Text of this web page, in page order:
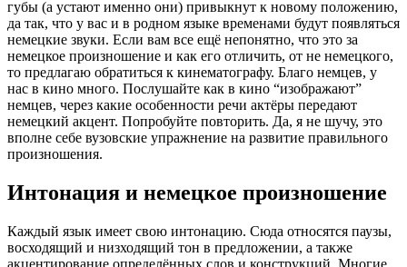
губы (а устают именно они) привыкнут к новому положению,
да так, что у вас и в родном языке временами будут появляться
немецкие звуки. Если вам все ещё непонятно, что это за
немецкое произношение и как его отличить, от не немецкого,
то предлагаю обратиться к кинематографу. Благо немцев, у
нас в кино много. Послушайте как в кино “изображают”
немцев, через какие особенности речи актёры передают
немецкий акцент. Попробуйте повторить. Да, я не шучу, это
вполне себе вузовские упражнение на развитие правильного
произношения.
Интонация и немецкое произношение
Каждый язык имеет свою интонацию. Сюда относятся паузы,
восходящий и низходящий тон в предложении, а также
акцентирование определённых слов и конструкций. Многие